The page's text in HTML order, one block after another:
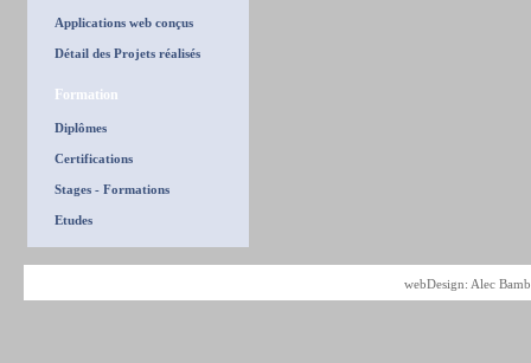
Applications web conçus
Détail des Projets réalisés
Formation
Diplômes
Certifications
Stages - Formations
Etudes
webDesign: Alec